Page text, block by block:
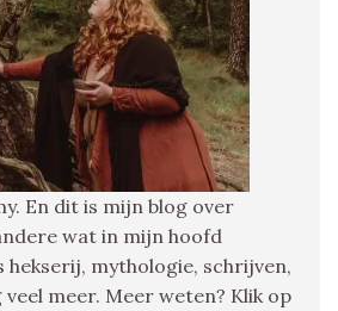
En dit is mijn blog over
wat in mijn hoofd
hekserij, mythologie, schrijven,
meer. Meer weten? Klik op